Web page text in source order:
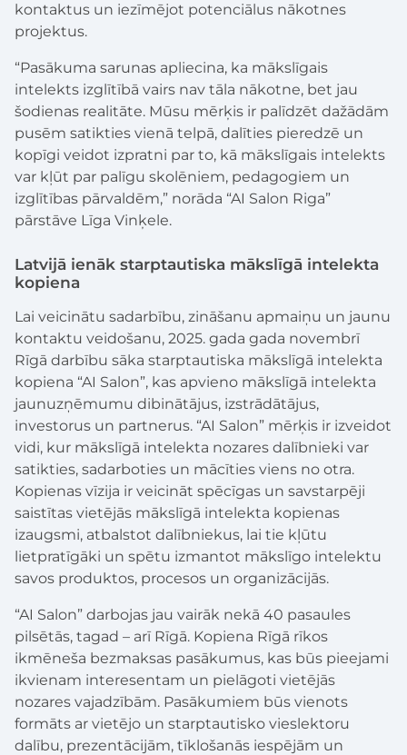
kontaktus un iezīmējot potenciālus nākotnes
projektus.
“Pasākuma sarunas apliecina, ka mākslīgais
intelekts izglītībā vairs nav tāla nākotne, bet jau
šodienas realitāte. Mūsu mērķis ir palīdzēt dažādām
pusēm satikties vienā telpā, dalīties pieredzē un
kopīgi veidot izpratni par to, kā mākslīgais intelekts
var kļūt par palīgu skolēniem, pedagogiem un
izglītības pārvaldēm,” norāda “AI Salon Riga”
pārstāve Līga Vinķele.
Latvijā ienāk starptautiska mākslīgā intelekta
kopiena
Lai veicinātu sadarbību, zināšanu apmaiņu un jaunu
kontaktu veidošanu, 2025. gada gada novembrī
Rīgā darbību sāka starptautiska mākslīgā intelekta
kopiena “AI Salon”, kas apvieno mākslīgā intelekta
jaunuzņēmumu dibinātājus, izstrādātājus,
investorus un partnerus. “AI Salon” mērķis ir izveidot
vidi, kur mākslīgā intelekta nozares dalībnieki var
satikties, sadarboties un mācīties viens no otra.
Kopienas vīzija ir veicināt spēcīgas un savstarpēji
saistītas vietējās mākslīgā intelekta kopienas
izaugsmi, atbalstot dalībniekus, lai tie kļūtu
lietpratīgāki un spētu izmantot mākslīgo intelektu
savos produktos, procesos un organizācijās.
“AI Salon” darbojas jau vairāk nekā 40 pasaules
pilsētās, tagad – arī Rīgā. Kopiena Rīgā rīkos
ikmēneša bezmaksas pasākumus, kas būs pieejami
ikvienam interesentam un pielāgoti vietējās
nozares vajadzībām. Pasākumiem būs vienots
formāts ar vietējo un starptautisko vieslektoru
dalību, prezentācijām, tīklošanās iespējām un